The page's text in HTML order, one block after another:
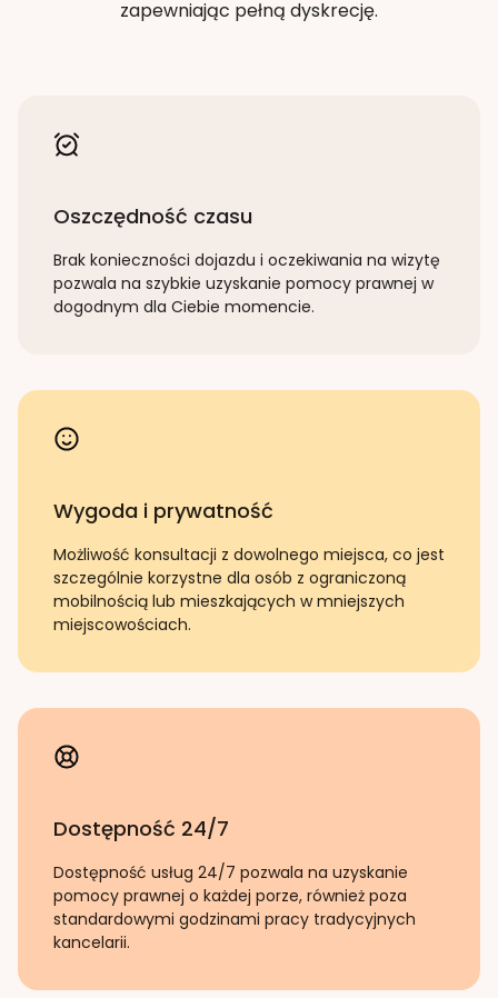
zapewniając pełną dyskrecję.
Oszczędność czasu
Brak konieczności dojazdu i oczekiwania na wizytę
pozwala na szybkie uzyskanie pomocy prawnej w
dogodnym dla Ciebie momencie.
Wygoda i prywatność
Możliwość konsultacji z dowolnego miejsca, co jest
szczególnie korzystne dla osób z ograniczoną
mobilnością lub mieszkających w mniejszych
miejscowościach.
Dostępność 24/7
Dostępność usług 24/7 pozwala na uzyskanie
pomocy prawnej o każdej porze, również poza
standardowymi godzinami pracy tradycyjnych
kancelarii.